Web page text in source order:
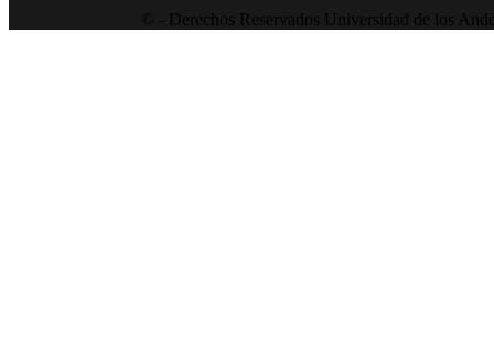
© - Derechos Reservados Universidad de los